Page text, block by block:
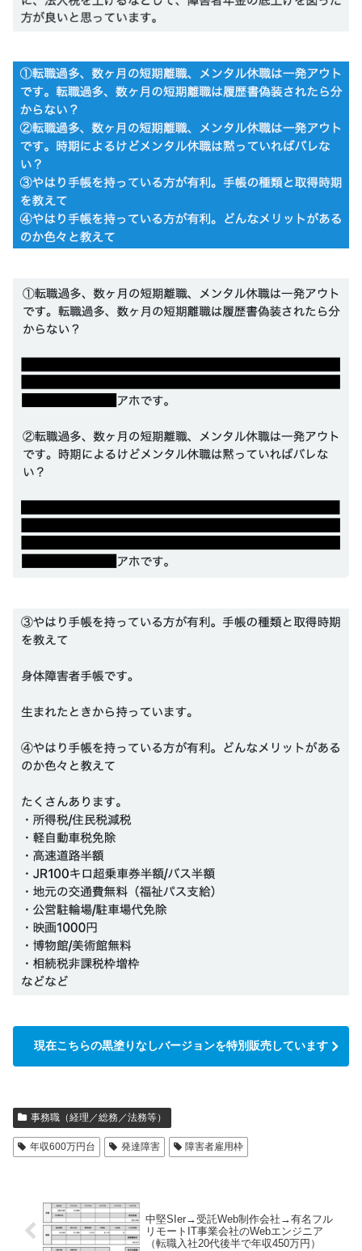
現在こちらの黒塗りなしバージョンを特別販売しています
事務職（経理／総務／法務等）
年収600万円台 発達障害 障害者雇用枠
中堅SIer→受託Web制作会社→有名フル
リモートIT事業会社のWebエンジニア
（転職入社20代後半で年収450万円）